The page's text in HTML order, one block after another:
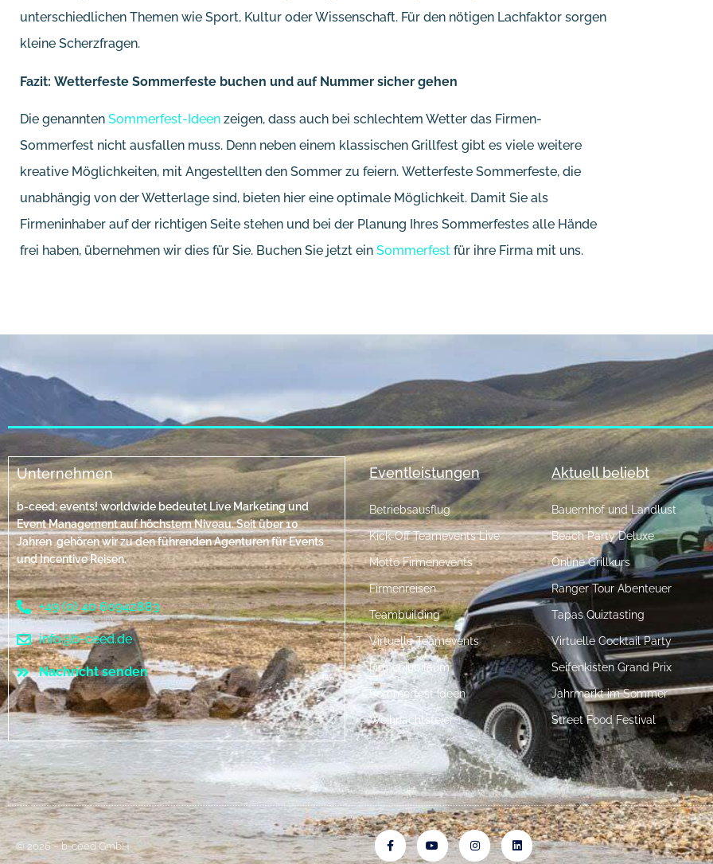
unterschiedlichen Themen wie Sport, Kultur oder Wissenschaft. Für den nötigen Lachfaktor sorgen
kleine Scherzfragen.
Fazit: Wetterfeste Sommerfeste buchen und auf Nummer sicher gehen
Die genannten Sommerfest-Ideen zeigen, dass auch bei schlechtem Wetter das Firmen-
Sommerfest nicht ausfallen muss. Denn neben einem klassischen Grillfest gibt es viele weitere
kreative Möglichkeiten, mit Angestellten den Sommer zu feiern. Wetterfeste Sommerfeste, die
unabhängig von der Wetterlage sind, bieten hier eine optimale Möglichkeit. Damit Sie als
Firmeninhaber auf der richtigen Seite stehen und bei der Planung Ihres Sommerfestes alle Hände
frei haben, übernehmen wir dies für Sie. Buchen Sie jetzt ein Sommerfest für ihre Firma mit uns.
Unternehmen
b-ceed: events! worldwide bedeutet Live Marketing und
Event Management auf höchstem Niveau. Seit über 10
Jahren gehören wir zu den führenden Agenturen für Events
und Incentive Reisen.
+49 (0) 40 60942883
info@b-ceed.de
Nachricht senden
Eventleistungen
Betriebsausflug
Kick-Off Teamevents Live
Motto Firmenevents
Firmenreisen
Teambuilding
Virtuelle Teamevents
Firmenjubiläum
Sommerfest Ideen
Weihnachtsfeier
Aktuell beliebt
Bauernhof und Landlust
Beach Party Deluxe
Online Grillkurs
Ranger Tour Abenteuer
Tapas Quiztasting
Virtuelle Cocktail Party
Seifenkisten Grand Prix
Jahrmarkt im Sommer
Street Food Festival
© 2026 – b-ceed GmbH